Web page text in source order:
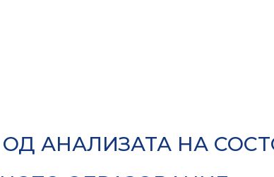
АНАЛИЗАТА НА